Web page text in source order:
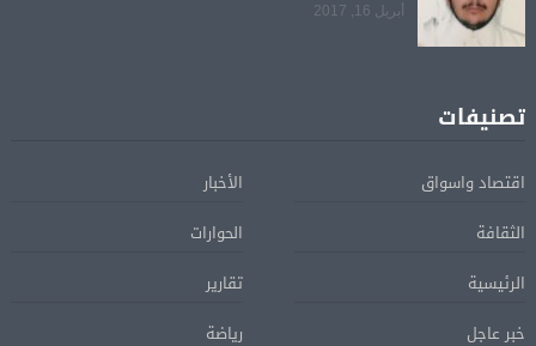
أبريل 16, 2017
تصنيفات
اقتصاد واسواق
الأخبار
الثقافة
الحوارات
الرئيسية
تقارير
خبر عاجل
رياضة